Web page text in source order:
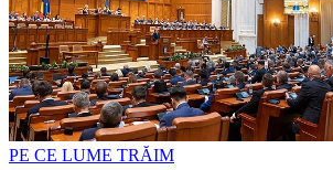
PE CE LUME TRĂIM